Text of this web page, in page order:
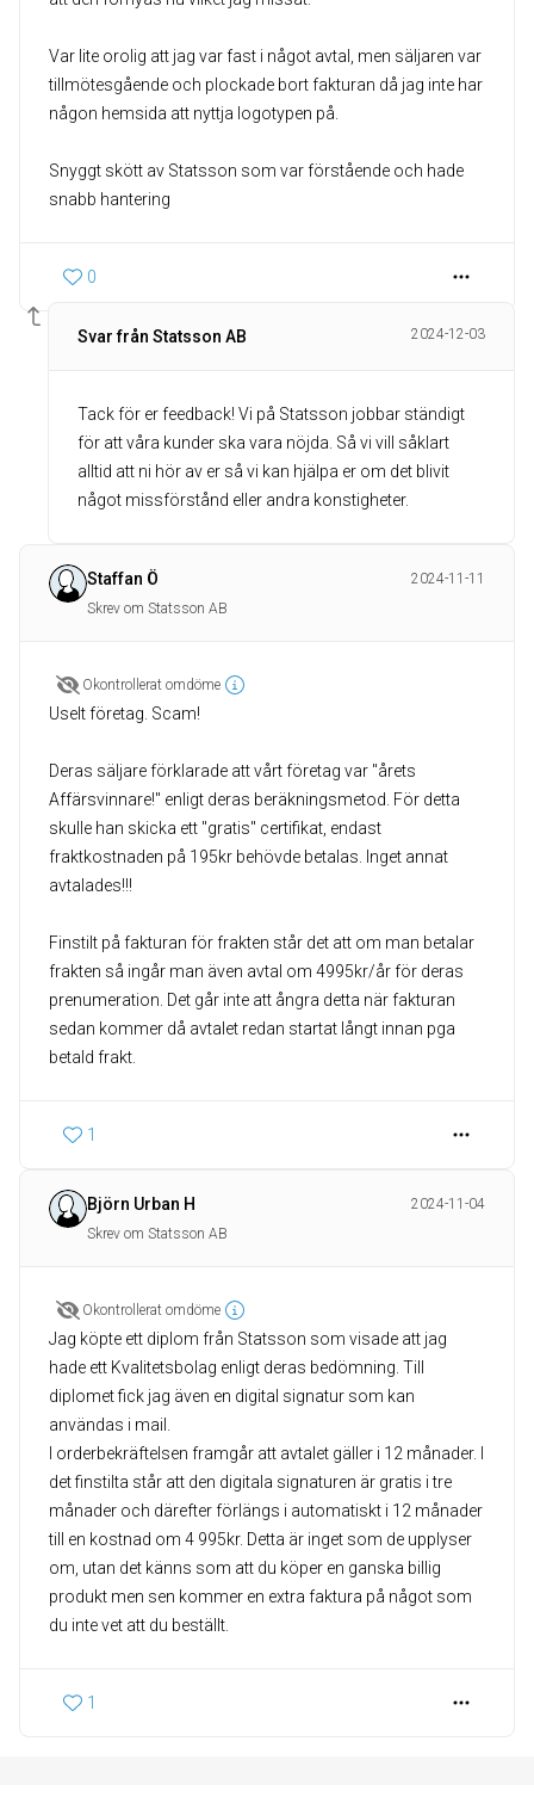
Var lite orolig att jag var fast i något avtal, men säljaren var
tillmötesgående och plockade bort fakturan då jag inte har
någon hemsida att nyttja logotypen på.
Snyggt skött av Statsson som var förstående och hade
snabb hantering
0
Svar från Statsson AB 2024-12-03
Tack för er feedback! Vi på Statsson jobbar ständigt
för att våra kunder ska vara nöjda. Så vi vill såklart
alltid att ni hör av er så vi kan hjälpa er om det blivit
något missförstånd eller andra konstigheter.
Staffan Ö
2024-11-11
Skrev om Statsson AB
Okontrollerat omdöme
Uselt företag. Scam!
Deras säljare förklarade att vårt företag var "årets
Affärsvinnare!" enligt deras beräkningsmetod. För detta
skulle han skicka ett "gratis" certifikat, endast
fraktkostnaden på 195kr behövde betalas. Inget annat
avtalades!!!
Finstilt på fakturan för frakten står det att om man betalar
frakten så ingår man även avtal om 4995kr/år för deras
prenumeration. Det går inte att ångra detta när fakturan
sedan kommer då avtalet redan startat långt innan pga
betald frakt.
1
Björn Urban H
2024-11-04
Skrev om Statsson AB
Okontrollerat omdöme
Jag köpte ett diplom från Statsson som visade att jag
hade ett Kvalitetsbolag enligt deras bedömning. Till
diplomet fick jag även en digital signatur som kan
användas i mail.
I orderbekräftelsen framgår att avtalet gäller i 12 månader. I
det finstilta står att den digitala signaturen är gratis i tre
månader och därefter förlängs i automatiskt i 12 månader
till en kostnad om 4 995kr. Detta är inget som de upplyser
om, utan det känns som att du köper en ganska billig
produkt men sen kommer en extra faktura på något som
du inte vet att du beställt.
1